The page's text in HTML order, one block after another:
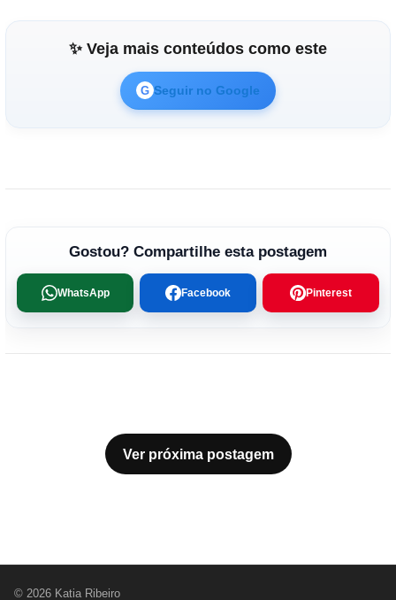
✨ Veja mais conteúdos como este
G Seguir no Google
Gostou? Compartilhe esta postagem
WhatsApp Facebook Pinterest
Ver próxima postagem
© 2026 Katia Ribeiro